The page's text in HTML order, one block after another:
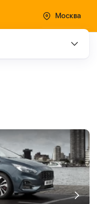
Москва